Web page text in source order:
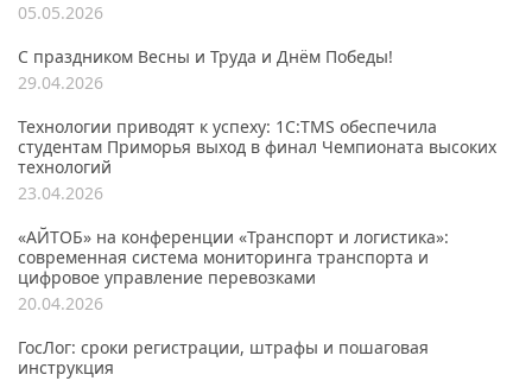
05.05.2026
С праздником Весны и Труда и Днём Победы!
29.04.2026
Технологии приводят к успеху: 1С:TMS обеспечила
студентам Приморья выход в финал Чемпионата высоких
технологий
23.04.2026
«АЙТОБ» на конференции «Транспорт и логистика»:
современная система мониторинга транспорта и
цифровое управление перевозками
20.04.2026
ГосЛог: сроки регистрации, штрафы и пошаговая
инструкция